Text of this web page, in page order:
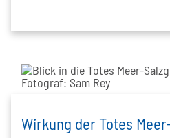
Wirkung der Totes